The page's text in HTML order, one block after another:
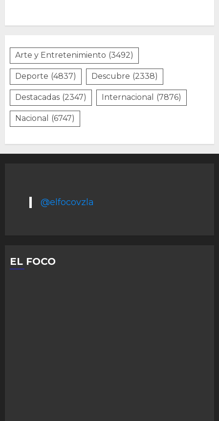
Arte y Entretenimiento (3492)
Deporte (4837) Descubre (2338)
Destacadas (2347) Internacional (7876)
Nacional (6747)
@elfocovzla
EL FOCO